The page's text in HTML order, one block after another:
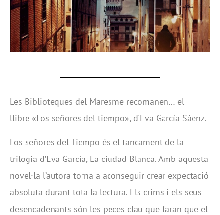
Les Biblioteques del Maresme recomanen… el
llibre «Los señores del tiempo», d'Eva García Sáenz.
Los señores del Tiempo és el tancament de la
trilogia d’Eva García, La ciudad Blanca. Amb aquesta
novel·la l’autora torna a aconseguir crear expectació
absoluta durant tota la lectura. Els crims i els seus
desencadenants són les peces clau que faran que el